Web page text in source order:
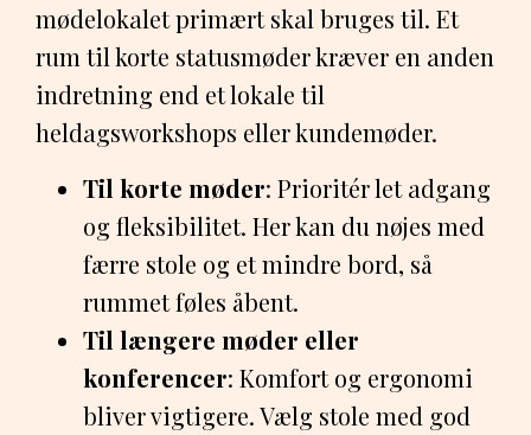
mødelokalet primært skal bruges til. Et
rum til korte statusmøder kræver en anden
indretning end et lokale til
heldagsworkshops eller kundemøder.
Til korte møder: Prioritér let adgang
og fleksibilitet. Her kan du nøjes med
færre stole og et mindre bord, så
rummet føles åbent.
Til længere møder eller
konferencer: Komfort og ergonomi
bliver vigtigere. Vælg stole med god